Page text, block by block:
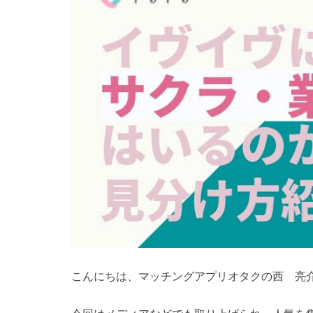
こんにちは、マッチングアプリオタクの西 亮